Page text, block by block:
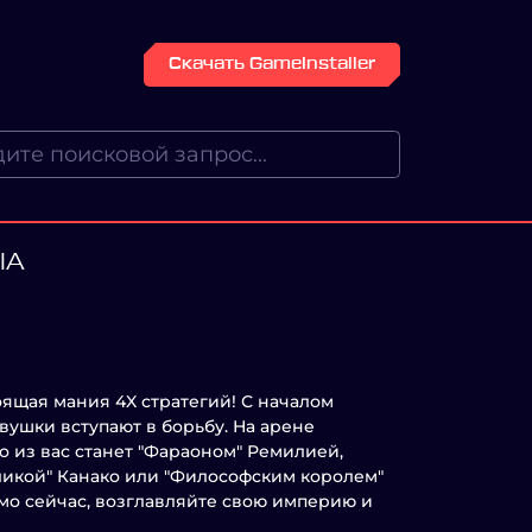
Скачать GameInstaller
мания 4X стратегий! С началом
вступают в борьбу. На арене
из вас станет "Фараоном" Ремилией,
Канако или "Философским королем"
сейчас, возглавляйте свою империю и